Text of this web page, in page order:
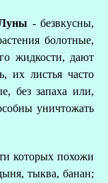
- безвкусны,
болотные,
жидкости, дают
их листья часто
без запаха или,
уничтожать
которых похожи
тыква, банан;